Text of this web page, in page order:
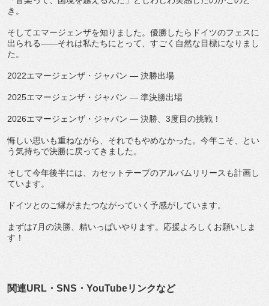
き。
そしてエマージェンザを知りました。優勝したらドイツのフェスに
出られる——それは私たちにとって、すごく自然な目標になりまし
た。
2022エマージェンザ・ジャパン — 決勝出場
2025エマージェンザ・ジャパン — 準決勝出場
2026エマージェンザ・ジャパン — 決勝、3度目の挑戦！
悔しい思いも重ねながら、それでもやめなかった。今年こそ、とい
う気持ちで決勝に戻ってきました。
そして今年後半には、カセットテープのアルバムリリースも計画し
ています。
ドイツとのご縁がまたつながっていく予感がしています。
まずは7月の決勝、精いっぱいやります。応援よろしくお願いしま
す！
関連URL・SNS・YouTubeリンクなど